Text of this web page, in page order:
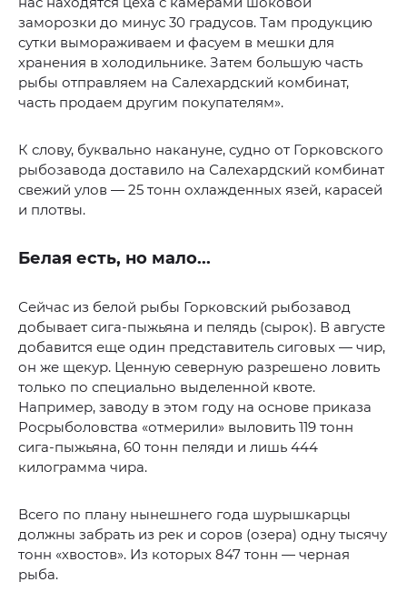
заморозки до минус 30 градусов. Там продукцию
сутки вымораживаем и фасуем в мешки для
хранения в холодильнике. Затем большую часть
рыбы отправляем на Салехардский комбинат,
часть продаем другим покупателям».
К слову, буквально накануне, судно от Горковского
рыбозавода доставило на Салехардский комбинат
свежий улов — 25 тонн охлажденных язей, карасей
и плотвы.
Белая есть, но мало...
Сейчас из белой рыбы Горковский рыбозавод
добывает сига-пыжьяна и пелядь (сырок). В августе
добавится еще один представитель сиговых — чир,
он же щекур. Ценную северную разрешено ловить
только по специально выделенной квоте.
Например, заводу в этом году на основе приказа
Росрыболовства «отмерили» выловить 119 тонн
сига-пыжьяна, 60 тонн пеляди и лишь 444
килограмма чира.
Всего по плану нынешнего года шурышкарцы
должны забрать из рек и соров (озера) одну тысячу
тонн «хвостов». Из которых 847 тонн — черная
рыба.